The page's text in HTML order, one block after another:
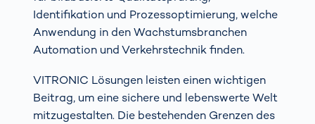
Identifikation und Prozessoptimierung, welche
Anwendung in den Wachstumsbranchen
Automation und Verkehrstechnik finden.
VITRONIC Lösungen leisten einen wichtigen
Beitrag, um eine sichere und lebenswerte Welt
mitzugestalten. Die bestehenden Grenzen des